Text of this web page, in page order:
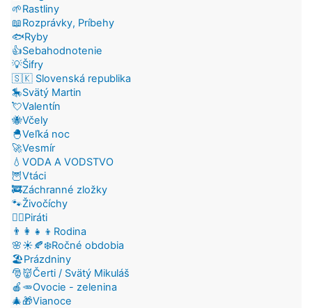
🌱Rastliny
📖Rozprávky, Príbehy
🐟Ryby
👍Sebahodnotenie
💡Šifry
🇸🇰 Slovenská republika
🎠Svätý Martin
💘Valentín
🐝Včely
🐣Veľká noc
🚀Vesmír
💧VODA A VODSTVO
🦉Vtáci
🚒Záchranné zložky
🐾Živočíchy
🏴‍☠️Piráti
👨‍👩‍👧‍👦Rodina
🌸☀️🍂❄️Ročné obdobia
🏖️Prázdniny
🎅👹Čerti / Svätý Mikuláš
🍎🥕Ovocie - zelenina
🎄🎁Vianoce